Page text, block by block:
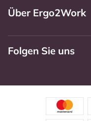
Über Ergo2Work
Folgen Sie uns